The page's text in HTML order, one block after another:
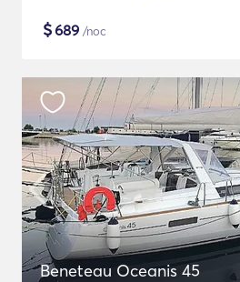
$689 /noc
Beneteau Oceanis 45